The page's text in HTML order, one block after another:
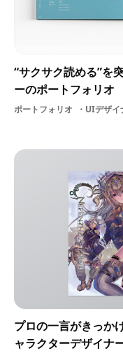
“サクサク読める”を
ーのポートフォリオ
ポートフォリオ UIデザイ
プロの一言がきっか
ャラクターデザイナ